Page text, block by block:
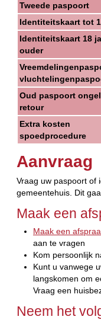
Tweede paspoort
Identiteitskaart tot
Identiteitskaart 18
ouder
Oud paspoort
retour
Extra kosten
spoedprocedure
Aanvraag
Vraag uw paspoort of
gemeentehuis. Dit
Maak een
Maak een
aan te vragen
Kom persoonlijk
Kunt u vanwege
langskomen om
Vraag een
Neem het